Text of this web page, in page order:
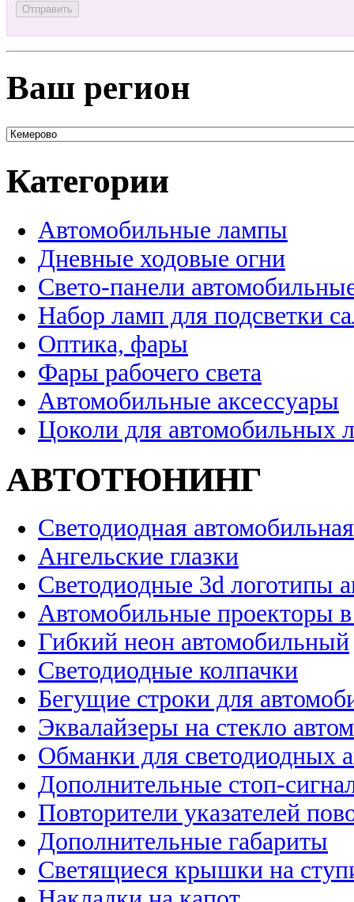
Ваш регион
Категории
Автомобильные лампы
Дневные ходовые огни
Свето-панели
Набор ламп для подсветки
Оптика, фары
Фары рабочего света
Автомобильные аксессуары
Цоколи для автомобильных
АВТОТЮНИНГ
Светодиодная
Ангельские глазки
Светодиодные 3d логотипы
Автомобильные проекторы
Гибкий неон автомобильный
Светодиодные колпачки
Бегущие строки для
Эквалайзеры на стекло
Обманки для светодиодных
Дополнительные стоп-
Повторители указателей
Дополнительные габариты
Светящиеся крышки на